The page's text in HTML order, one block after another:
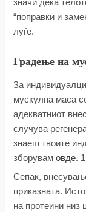
значи дека
“поправки и
луѓе.
Градење на
За
мускулна маса
адекватниот
случува
знаеш твоите
зборувамовде. 1
Сепак,
приказната.
на протеини низ